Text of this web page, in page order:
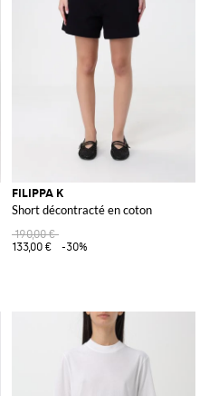
FILIPPA K
Short décontracté en coton
190,00 €
133,00 €
-30%